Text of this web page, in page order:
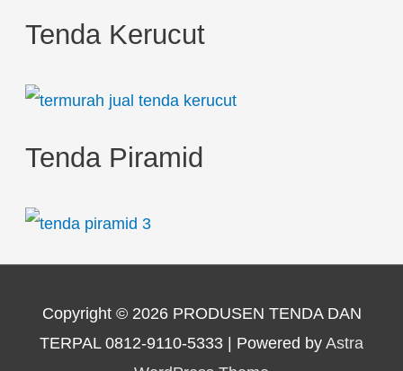
Tenda Kerucut
Tenda Piramid
Copyright © 2026 PRODUSEN TENDA DAN
TERPAL 0812-9110-5333 | Powered byAstra